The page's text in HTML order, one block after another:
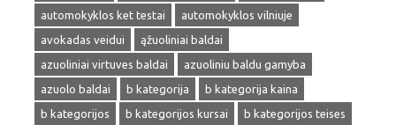
automokyklos ket testai
automokyklos vilniuje
avokadas veidui
ąžuoliniai baldai
azuoliniai virtuves baldai
azuoliniu baldu gamyba
azuolo baldai
b kategorija
b kategorija kaina
b kategorijos
b kategorijos kursai
b kategorijos teises